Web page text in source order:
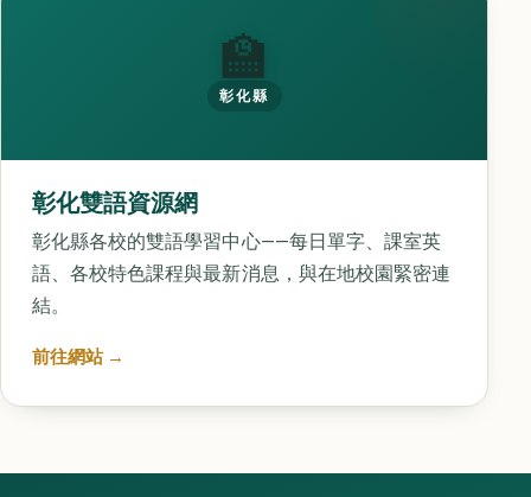
🏫
彰化縣
彰化雙語資源網
彰化縣各校的雙語學習中心——每日單字、課室英
語、各校特色課程與最新消息，與在地校園緊密連
結。
前往網站 →